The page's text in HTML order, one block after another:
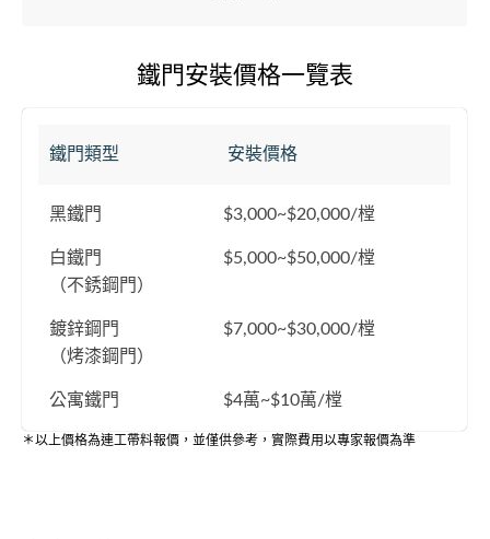
鐵門安裝價格一覽表
鐵門類型 安裝價格
黑鐵門 $3,000~$20,000/樘
白鐵門
（不銹鋼門）
$5,000~$50,000/樘
鍍鋅鋼門
（烤漆鋼門）
$7,000~$30,000/樘
公寓鐵門 $4萬~$10萬/樘
＊以上價格為連工帶料報價，並僅供參考，實際費用以專家報價為準